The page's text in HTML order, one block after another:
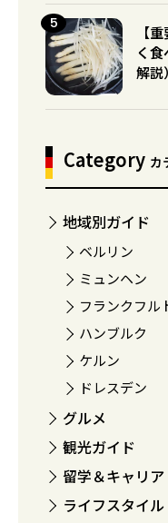
【
く
解説
Category カ
地域別ガイド
ベルリン
ミュンヘン
フランクフル
ハンブルク
ケルン
ドレスデン
グルメ
観光ガイド
留学＆キャリア
ライフスタイル